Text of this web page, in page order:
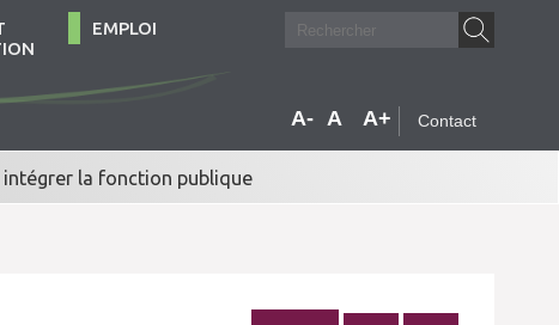
EMPLOI
Contact
A+
A
A-
intégrer la fonction publique